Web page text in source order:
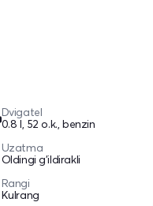
Dvigatel
0.8 l, 52 o.k., benzin
Uzatma
Oldingi g'ildirakli
Rangi
Kulrang